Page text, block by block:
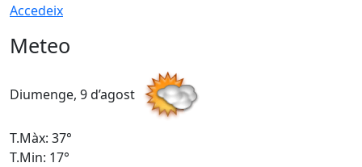
Accedeix
Meteo
Diumenge, 9 d’agost
T.Màx: 37°
T.Min: 17°